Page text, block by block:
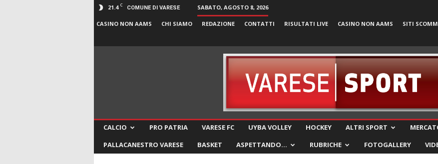
21.4 C COMUNE DI VARESE SABATO, AGOSTO 8, 2026
CASINO NON AAMS CHI SIAMO REDAZIONE CONTATTI RISULTATI LIVE CASINO NON AAMS SITI
CALCIO PRO PATRIA VARESE FC UYBA VOLLEY HOCKEY ALTRI SPORT
PALLACANESTRO VARESE
BASKET ASPETTANDO… RUBRICHE FOTOGALLERY